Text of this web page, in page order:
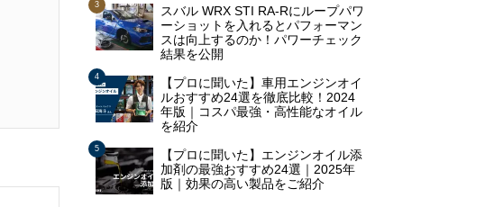
スバル WRX STI RA-Rにループパワ
ーショットを入れるとパフォーマン
スは向上するのか！パワーチェック
結果を公開
【プロに聞いた】車用エンジンオイ
ルおすすめ24選を徹底比較！2024
年版｜コスパ最強・高性能なオイル
を紹介
【プロに聞いた】エンジンオイル添
加剤の最強おすすめ24選｜2025年
版｜効果の高い製品をご紹介